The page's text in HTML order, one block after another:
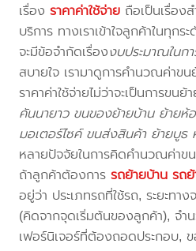
เรื่องราคาค่าใช้จ่าย ถือเป็นเรื่อง
บริการ ทางเราเข้าใจลูกค้าในทุก
จะมีข้อจำกัดเรื่องงบประมาณในก
สบายใจ เรามาดูการคำนวณค่าข
ราคาค่าใช้จ่ายไม่ว่าจะเป็นการขนย้
คันนายาว ขนของย้ายบ้าน ย้าย
มอเตอร์ไซค์ ขนส่งสินค้า ย้ายบูธ
หลายปัจจัยในการคิดคำนวณค่า
ถ้าลูกค้าต้องการรถย้ายบ้าน รถ
อยู่ว่า ประเภทรถที่ใช้รถ, ระยะทา
(คิดจากจุดเริ่มต้นของลูกค้า), จ
เฟอร์นิเจอร์ที่ต้องถอดประกอบ,